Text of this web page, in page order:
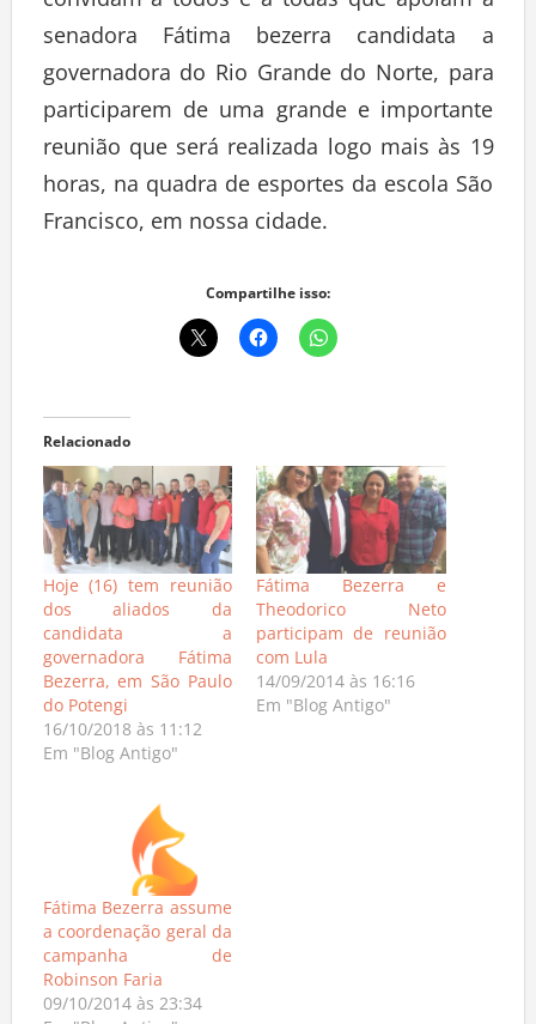
senadora Fátima bezerra candidata a
governadora do Rio Grande do Norte, para
participarem de uma grande e importante
reunião que será realizada logo mais às 19
horas, na quadra de esportes da escola São
Francisco, em nossa cidade.
Compartilhe isso:
Relacionado
Hoje (16) tem reunião
dos aliados da
candidata a
governadora Fátima
Bezerra, em São Paulo
do Potengi
16/10/2018 às 11:12
Em "Blog Antigo"
Fátima Bezerra e
Theodorico Neto
participam de reunião
com Lula
14/09/2014 às 16:16
Em "Blog Antigo"
Fátima Bezerra assume
a coordenação geral da
campanha de
Robinson Faria
09/10/2014 às 23:34